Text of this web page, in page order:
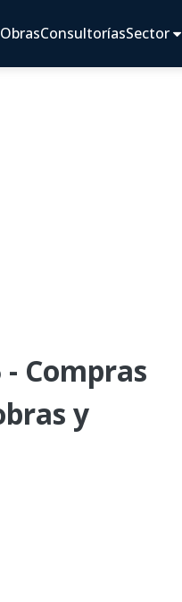
ObrasConsultoríasSector
- Compras
y